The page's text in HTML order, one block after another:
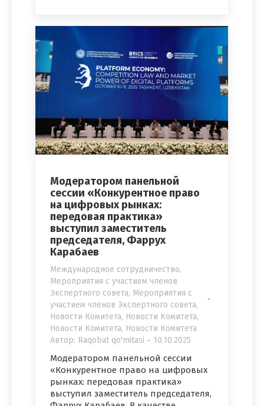
Модератором панельной
сессии «Конкурентное право
на цифровых рынках:
передовая практика»
выступил заместитель
председателя, Фаррух
Карабаев
Международное сотрудничество,
Мероприятия с участием членов
Экспертного совета, Мероприятия с
участием членов Экспертного совета,
Новости Комитета, Новости Комитета,
Новости Комитета, Новости Комитета
Автор: Raqobat qo'mitasi 10.10.2025
Модератором панельной сессии
«Конкурентное право на цифровых
рынках: передовая практика»
выступил заместитель председателя,